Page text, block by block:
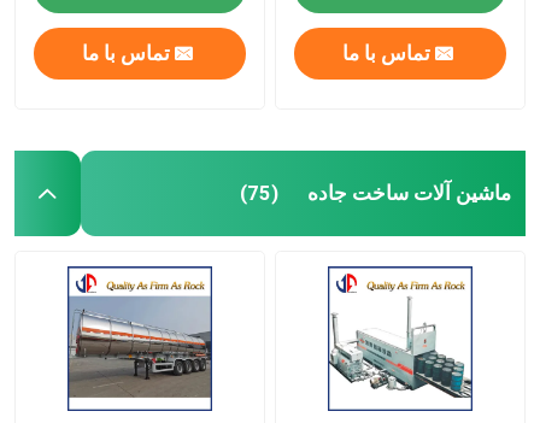
تماس با ما تماس با ما
ماشین آلات ساخت جاده (75)